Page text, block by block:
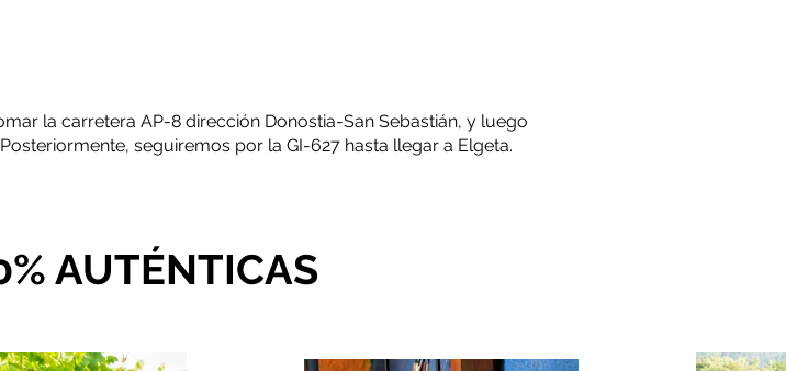
la carretera AP-8 dirección Donostia-San Sebastián, y luego
seguiremos por la GI-627 hasta llegar a Elgeta.
AUTÉNTICAS